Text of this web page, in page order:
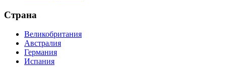
Страна
Великобритания
Австралия
Германия
Испания